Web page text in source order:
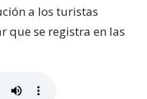
a los turistas
que se registra en las